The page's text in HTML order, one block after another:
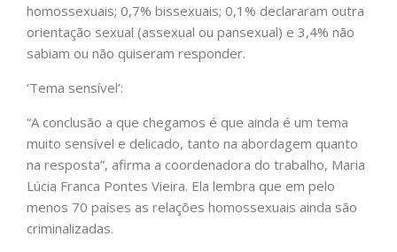
homossexuais; 0,7% bissexuais; 0,1% declararam outra
orientação sexual (assexual ou pansexual) e 3,4% não
sabiam ou não quiseram responder.
‘Tema sensível’:
“A conclusão a que chegamos é que ainda é um tema
muito sensível e delicado, tanto na abordagem quanto
na resposta”, afirma a coordenadora do trabalho, Maria
Lúcia Franca Pontes Vieira. Ela lembra que em pelo
menos 70 países as relações homossexuais ainda são
criminalizadas.